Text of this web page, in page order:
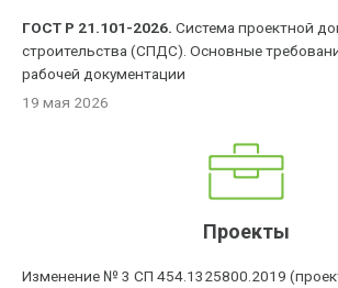
ГОСТ Р 21.101-2026. Система проектной
строительства (СПДС). Основные
рабочей документации
19 мая 2026
Проекты
Изменение № 3 СП 454.1325800.2019